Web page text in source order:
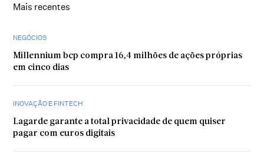
Mais recentes
NEGÓCIOS
Millennium bcp compra 16,4 milhões de ações próprias
em cinco dias
INOVAÇÃO E FINTECH
Lagarde garante a total privacidade de quem quiser
pagar com euros digitais